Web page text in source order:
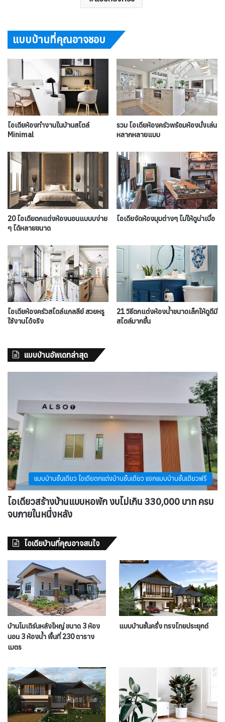
แบบบ้านที่คุณอาจชอบ
ไอเดียห้องทํางานในบ้านสไตล์
Minimal
รวม ไอเดียห้องครัวพร้อมห้องนั่งเล่น
หลากหลายแบบ
20 ไอเดียตกแต่งห้องนอนแบบบง่าย
ๆ ได้หลายขนาด
ไอเดียจัดห้องมุมต่างๆ ไม่ให้ดูน่าเบื่อ
ไอเดียห้องครัวสไตล์แกลลีย์ สวยหรู
ใช้งานได้จริง
21 วิธีตกแต่งห้องน้ำขนาดเล็กให้ดูดีมี
สไตล์มากขึ้น
แบบบ้านอัพเดทล่าสุด
แบบบ้านชั้นเดียว ไอเดียตกแต่งบ้านชั้นเดียว แจกแบบบ้านชั้นเดียวฟรี
ไอเดียวสร้างบ้านแบบหอพัก งบไม่เกิน 330,000 บาท ครบ
จบภายในหนึ่งหลัง
ไอเดียบ้านที่คุณอาจสนใจ
บ้านโมเดิร์นหลังใหญ่ ขนาด 3 ห้อง
นอน 3 ห้องน้ำ พื้นที่ 230 ตาราง
เมตร
แบบบ้านชั้นครึ่ง ทรงไทยประยุกต์